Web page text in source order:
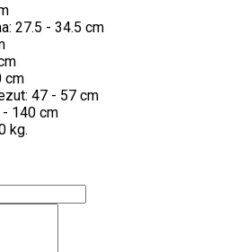
27.5 - 34.5 cm
cm
47 - 57 cm
- 140 cm
kg.